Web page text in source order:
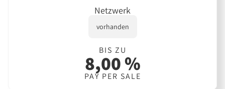
Netzwerk
vorhanden
BIS ZU
8,00 %
PAY PER SALE